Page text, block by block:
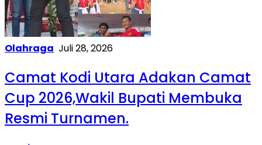
Olahraga Juli 28, 2026
Camat Kodi Utara Adakan Camat
Cup 2026,Wakil Bupati Membuka
Resmi Turnamen.